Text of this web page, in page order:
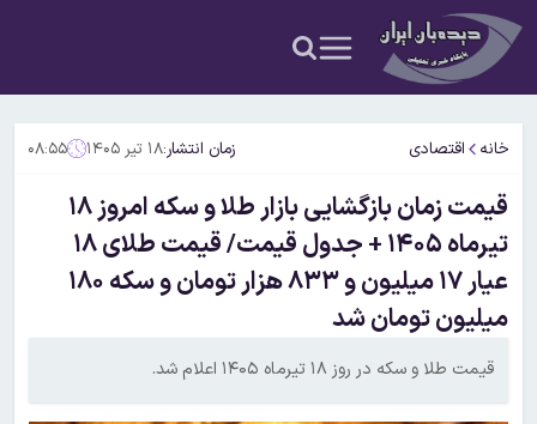
خانه اقتصادی زمان انتشار:۱۸ تیر ۱۴۰۵ ۰۸:۵۵
قیمت زمان بازگشایی بازار طلا و سکه امروز ۱۸
تیرماه ۱۴۰۵ + جدول قیمت/ قیمت طلای ۱۸
عیار ۱۷ میلیون و ۸۳۳ هزار تومان و سکه ۱۸۰
میلیون تومان شد
قیمت طلا و سکه در روز ۱۸ تیرماه ۱۴۰۵ اعلام شد.